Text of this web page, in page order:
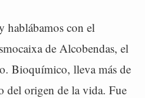
hablábamos con el
de Alcobendas, el
Bioquímico, lleva más de
del origen de la vida. Fue